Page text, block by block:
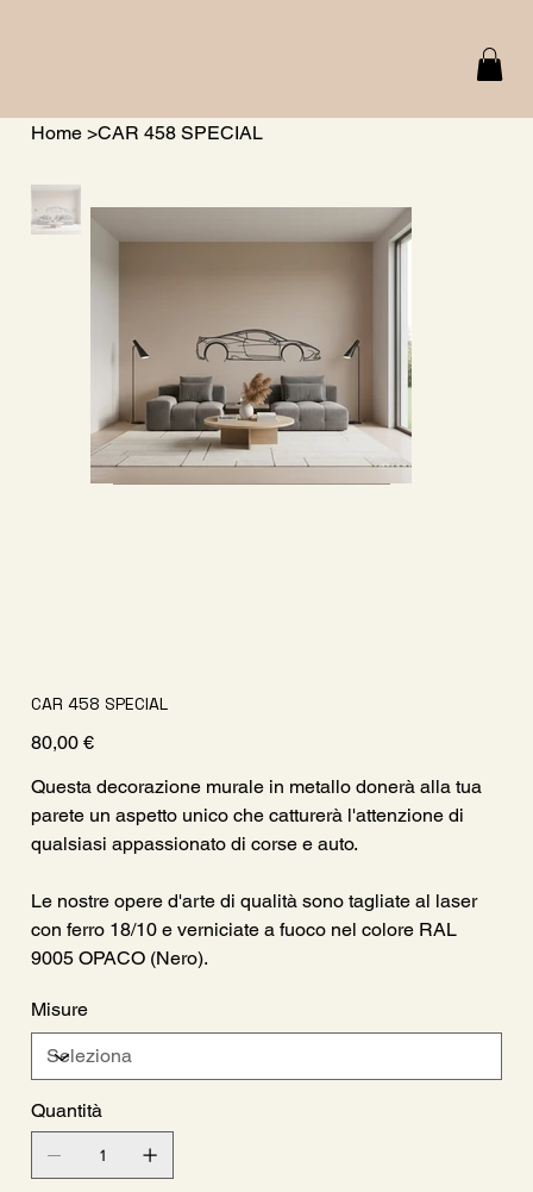
Home >CAR 458 SPECIAL
CAR 458 SPECIAL
Prezzo
80,00 €
Questa decorazione murale in metallo donerà alla tua
parete un aspetto unico che catturerà l'attenzione di
qualsiasi appassionato di corse e auto.
Le nostre opere d'arte di qualità sono tagliate al laser
con ferro 18/10 e verniciate a fuoco nel colore RAL
9005 OPACO (Nero).
Misure
Quantità